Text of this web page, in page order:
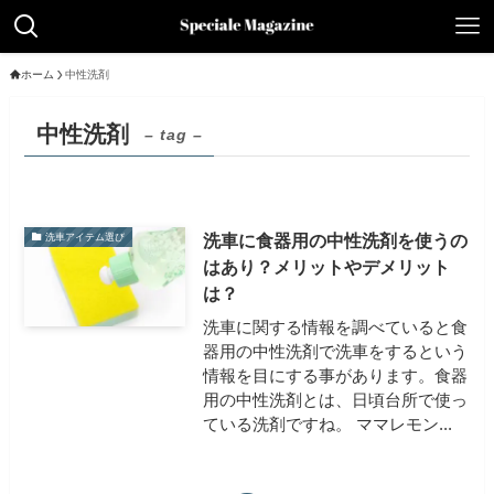
ホーム 中性洗剤
中性洗剤 – tag –
洗車アイテム選び
洗車に食器用の中性洗剤を使うの
はあり？メリットやデメリット
は？
洗車に関する情報を調べていると食
器用の中性洗剤で洗車をするという
情報を目にする事があります。食器
用の中性洗剤とは、日頃台所で使っ
ている洗剤ですね。 ママレモン...